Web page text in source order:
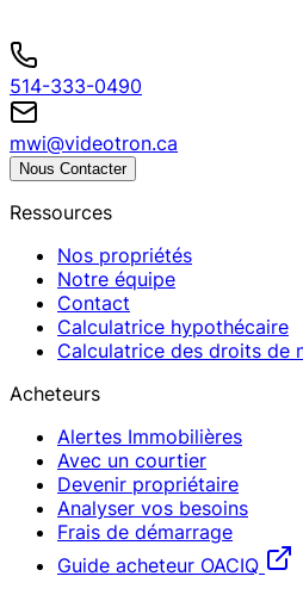
514-333-0490
mwi@videotron.ca
Nous Contacter
Ressources
Nos propriétés
Notre équipe
Contact
Calculatrice hypothécaire
Calculatrice des droits de
Acheteurs
Alertes Immobilières
Avec un courtier
Devenir propriétaire
Analyser vos besoins
Frais de démarrage
Guide acheteur OACIQ